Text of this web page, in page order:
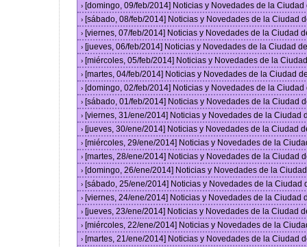
› [domingo, 09/feb/2014] Noticias y Novedades de la
› [sábado, 08/feb/2014] Noticias y Novedades de la Ciudad
› [viernes, 07/feb/2014] Noticias y Novedades de la Ciudad
› [jueves, 06/feb/2014] Noticias y Novedades de la Ciudad
› [miércoles, 05/feb/2014] Noticias y Novedades de la
› [martes, 04/feb/2014] Noticias y Novedades de la Ciudad
› [domingo, 02/feb/2014] Noticias y Novedades de la
› [sábado, 01/feb/2014] Noticias y Novedades de la Ciudad
› [viernes, 31/ene/2014] Noticias y Novedades de la Ciudad
› [jueves, 30/ene/2014] Noticias y Novedades de la Ciudad
› [miércoles, 29/ene/2014] Noticias y Novedades de la
› [martes, 28/ene/2014] Noticias y Novedades de la Ciudad
› [domingo, 26/ene/2014] Noticias y Novedades de la
› [sábado, 25/ene/2014] Noticias y Novedades de la Ciudad
› [viernes, 24/ene/2014] Noticias y Novedades de la Ciudad
› [jueves, 23/ene/2014] Noticias y Novedades de la Ciudad
› [miércoles, 22/ene/2014] Noticias y Novedades de la
› [martes, 21/ene/2014] Noticias y Novedades de la Ciudad